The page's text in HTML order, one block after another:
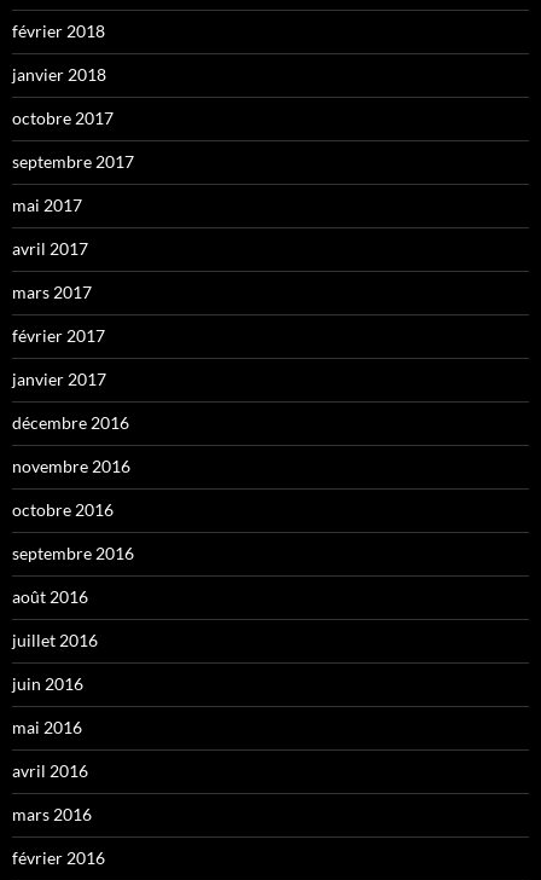
février 2018
janvier 2018
octobre 2017
septembre 2017
mai 2017
avril 2017
mars 2017
février 2017
janvier 2017
décembre 2016
novembre 2016
octobre 2016
septembre 2016
août 2016
juillet 2016
juin 2016
mai 2016
avril 2016
mars 2016
février 2016